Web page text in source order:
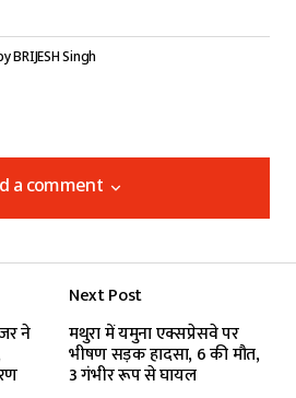
BRIJESH Singh
a comment
a comment
marked*
ने
Next Post
मथुरा में यमुना एक्सप्रेसवे पर
भीषण सड़क हादसा, 6 की मौत,
3 गंभीर रूप से घायल